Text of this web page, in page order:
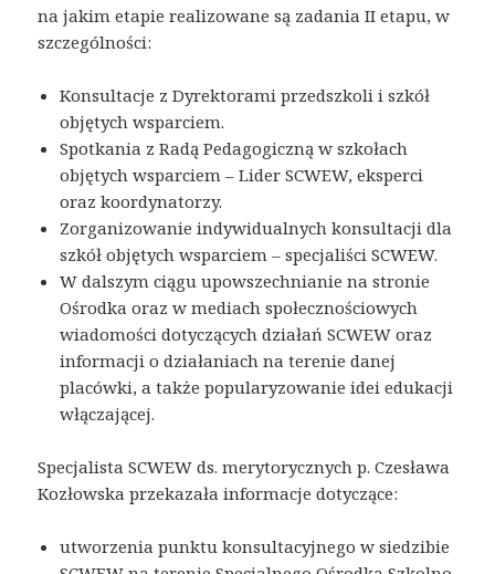
na jakim etapie realizowane są zadania II etapu, w
szczególności:
Konsultacje z Dyrektorami przedszkoli i szkół
objętych wsparciem.
Spotkania z Radą Pedagogiczną w szkołach
objętych wsparciem – Lider SCWEW, eksperci
oraz koordynatorzy.
Zorganizowanie indywidualnych konsultacji dla
szkół objętych wsparciem – specjaliści SCWEW.
W dalszym ciągu upowszechnianie na stronie
Ośrodka oraz w mediach społecznościowych
wiadomości dotyczących działań SCWEW oraz
informacji o działaniach na terenie danej
placówki, a także popularyzowanie idei edukacji
włączającej.
Specjalista SCWEW ds. merytorycznych p. Czesława
Kozłowska przekazała informacje dotyczące:
utworzenia punktu konsultacyjnego w siedzibie